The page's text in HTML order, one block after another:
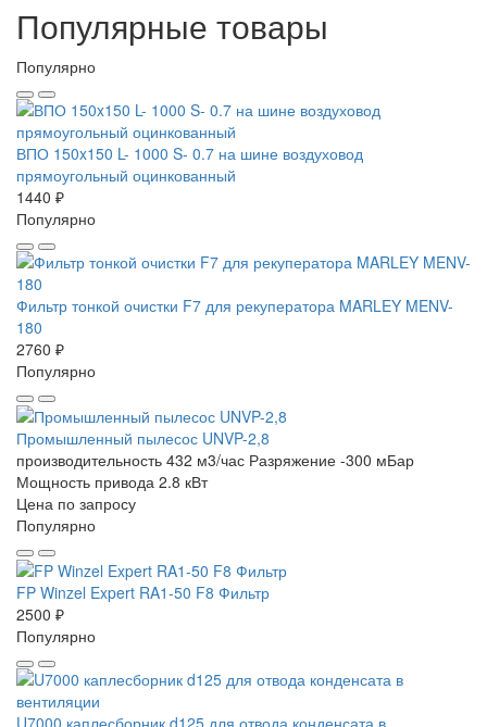
Популярные товары
Популярно
ВПО 150x150 L- 1000 S- 0.7 на шине воздуховод
прямоугольный оцинкованный
1440 ₽
Популярно
Фильтр тонкой очистки F7 для рекуператора MARLEY MENV-
180
2760 ₽
Популярно
Промышленный пылесос UNVP-2,8
производительность 432 м3/час Разряжение -300 мБар
Мощность привода 2.8 кВт
Цена по запросу
Популярно
FP Winzel Expert RA1-50 F8 Фильтр
2500 ₽
Популярно